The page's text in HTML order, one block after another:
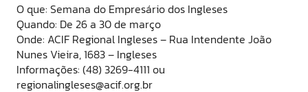
O que: Semana do Empresário dos Ingleses
Quando: De 26 a 30 de março
Onde: ACIF Regional Ingleses – Rua Intendente João
Nunes Vieira, 1683 – Ingleses
Informações: (48) 3269-4111 ou
regionalingleses@acif.org.br